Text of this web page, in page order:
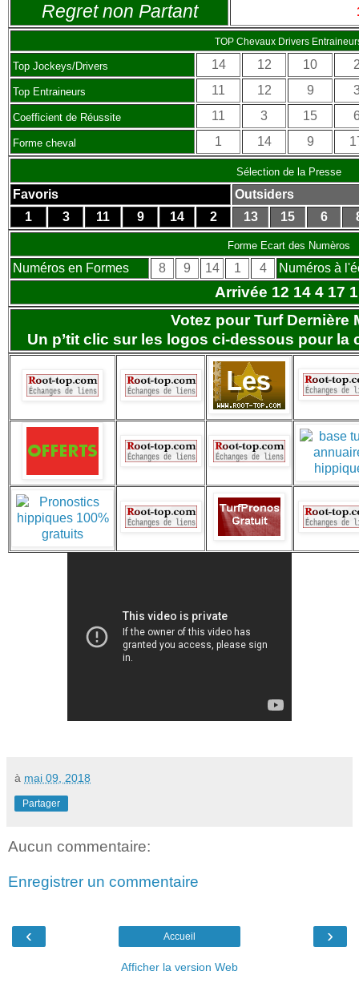
Regret non Partant
TOP Chevaux Drivers
Top Jockeys/Drivers 14 12 10
Top Entraineurs 11 12 9
Coefficient de Réussite 11 3 15
Forme cheval 1 14 9
Sélection de la Presse
Favoris
Outsiders
1
3 11 9 14 2 13 15 6
Forme Ecart des Numèros
Numéros en Formes 8 9 14 1 4 Numéros à
Arrivée 12 14 4 17
Votez pour Turf Dernière
Un p’tit clic sur les logos ci-dessous pour la
à mai 09, 2018
Partager
Aucun commentaire:
Enregistrer un commentaire
‹ ›
Accueil
Afficher la version Web